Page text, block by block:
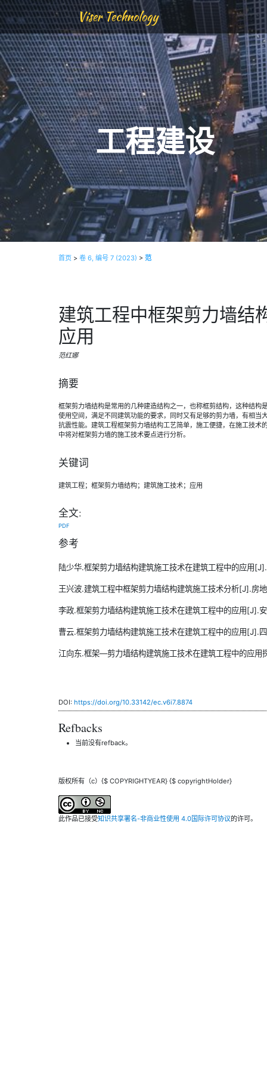
Viser Technology
工程建设
首页 > 卷 6, 编号 7 (2023) > 范
建筑工程中框架剪力墙结
应用
范红娜
摘要
框架剪力墙结构是常用的几种建造结构之一，也称框剪结构，这种结构
使用空间，满足不同建筑功能的要求，同时又有足够的剪力墙，有相当
抗震性能。建筑工程框架剪力墙结构工艺简单，施工便捷，在施工技术
中将对框架剪力墙的施工技术要点进行分析。
关键词
建筑工程；框架剪力墙结构；建筑施工技术；应用
全文:
PDF
参考
陆少华.框架剪力墙结构建筑施工技术在建筑工程中的应用
王兴波.建筑工程中框架剪力墙结构建筑施工技术分析[J].房
李政.框架剪力墙结构建筑施工技术在建筑工程中的应用[J].
曹云.框架剪力墙结构建筑施工技术在建筑工程中的应用[J].
江向东.框架—剪力墙结构建筑施工技术在建筑工程中的应
DOI: https://doi.org/10.33142/ec.v6i7.8874
Refbacks
当前没有refback。
版权所有（c）{$ COPYRIGHTYEAR} {$ copyrightHolder}
此作品已接受知识共享署名-非商业性使用 4.0国际许可协议的许可。